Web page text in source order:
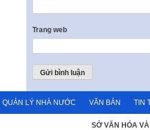
Trang web
QUẢN LÝ NHÀ NƯỚC VĂN BẢN TIN
SỞ VĂN HÓA